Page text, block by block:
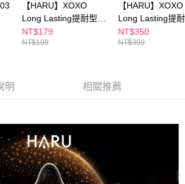
宜，請瀏覽以下網址：
先徵得法定代理人或監護人之同意方可使用
未經同意申辦者引起之損失，本公司不負相關責
號或使用他人資訊註冊。若發現惡意使用之情形，
含以上)免運費
含以上)免運費
【HARU】XOXO
Long Lasting提耐型保
險套4入/盒
NT$179
NT$199
【HARU】XOXO
Long Lasting提
險套10入/盒
NT$350
NT$399
明 相關推薦